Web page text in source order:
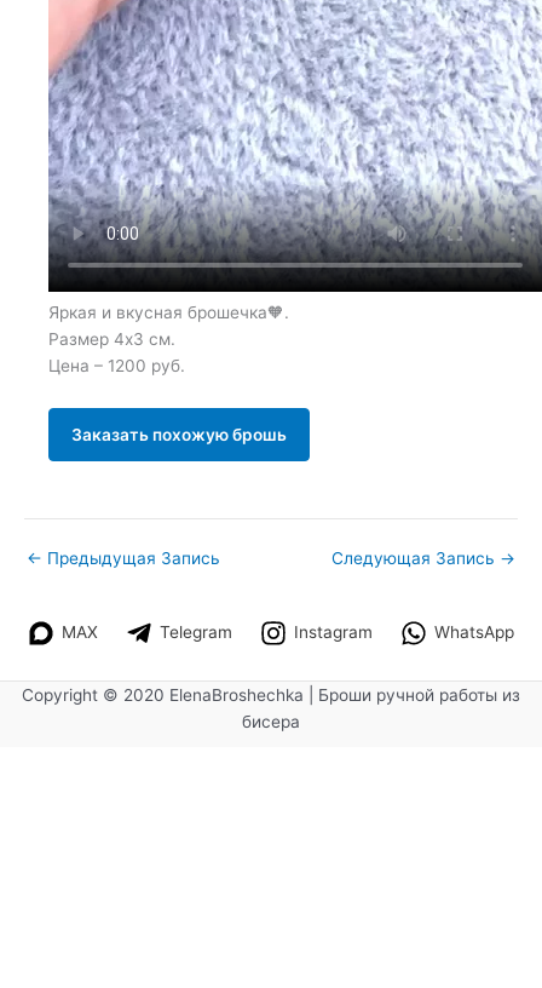
Яркая и вкусная брошечка🧡.
Размер 4х3 см.
Цена – 1200 руб.
Заказать похожую брошь
← Предыдущая Запись Следующая Запись →
MAX Telegram Instagram WhatsApp
Copyright © 2020 ElenaBroshechka | Броши ручной работы из
бисера